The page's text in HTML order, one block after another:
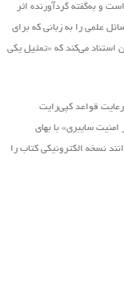
و به‌گفته گردآورنده اثر
علمی را به زبانی که برای
استناد می‌کند که «تمثیل یکی
قواعد کپی‌رایت
است. کتاب «هنر امنیت؛ ۱۰۰ آموزه از امنیت سایبری» با بهای
نسخه الکترونیکی کتاب را